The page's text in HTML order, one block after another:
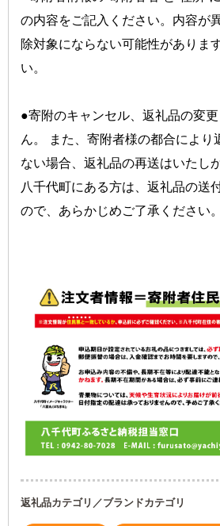
の内容をご記入ください。内容が
除対象にならない可能性がありま
い。
●寄附のキャンセル、返礼品の変
ん。 また、寄附者様の都合により
ない場合、返礼品の再送はいたし
八千代町にある方は、返礼品の送
ので、あらかじめご了承ください。
返礼品カテゴリ／ブランドカテゴリ